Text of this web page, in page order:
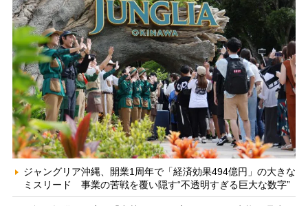
ジャングリア沖縄、開業1周年で「経済効果494億円」の大きな
ミスリード 事業の苦戦を覆い隠す“不透明すぎる巨大な数字”